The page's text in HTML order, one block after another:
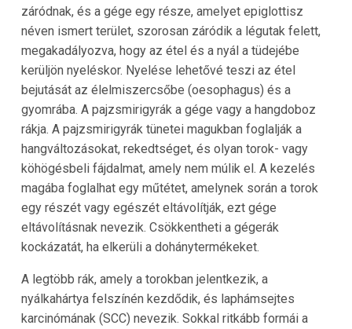
záródnak, és a gége egy része, amelyet epiglottisz
néven ismert terület, szorosan záródik a légutak felett,
megakadályozva, hogy az étel és a nyál a tüdejébe
kerüljön nyeléskor. Nyelése lehetővé teszi az étel
bejutását az élelmiszercsőbe (oesophagus) és a
gyomrába. A pajzsmirigyrák a gége vagy a hangdoboz
rákja. A pajzsmirigyrák tünetei magukban foglalják a
hangváltozásokat, rekedtséget, és olyan torok- vagy
köhögésbeli fájdalmat, amely nem múlik el. A kezelés
magába foglalhat egy műtétet, amelynek során a torok
egy részét vagy egészét eltávolítják, ezt gége
eltávolításnak nevezik. Csökkentheti a gégerák
kockázatát, ha elkerüli a dohánytermékeket.
A legtöbb rák, amely a torokban jelentkezik, a
nyálkahártya felszínén kezdődik, és laphámsejtes
karcinómának (SCC) nevezik. Sokkal ritkább formái a